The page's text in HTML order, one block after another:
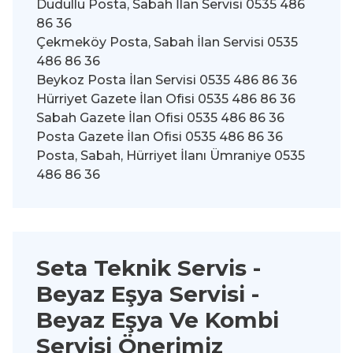
Dudullu Posta, Sabah İlan Servisi 0535 486
86 36
Çekmeköy Posta, Sabah İlan Servisi 0535
486 86 36
Beykoz Posta İlan Servisi 0535 486 86 36
Hürriyet Gazete İlan Ofisi 0535 486 86 36
Sabah Gazete İlan Ofisi 0535 486 86 36
Posta Gazete İlan Ofisi 0535 486 86 36
Posta, Sabah, Hürriyet İlanı Ümraniye 0535
486 86 36
Seta Teknik Servis -
Beyaz Eşya Servisi -
Beyaz Eşya Ve Kombi
Servisi Önerimiz